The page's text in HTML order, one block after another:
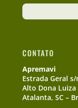
CONTATO
Apremavi
Estrada Geral s/
Alto Dona Luiza
Atalanta, SC –